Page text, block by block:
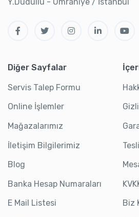
Diğer Sayfalar
Servis Talep Formu
Online İşlemler
Mağazalarımız
İletişim Bilgilerimiz
Blog
Banka Hesap Numaraları
E Mail Listesi
Biz